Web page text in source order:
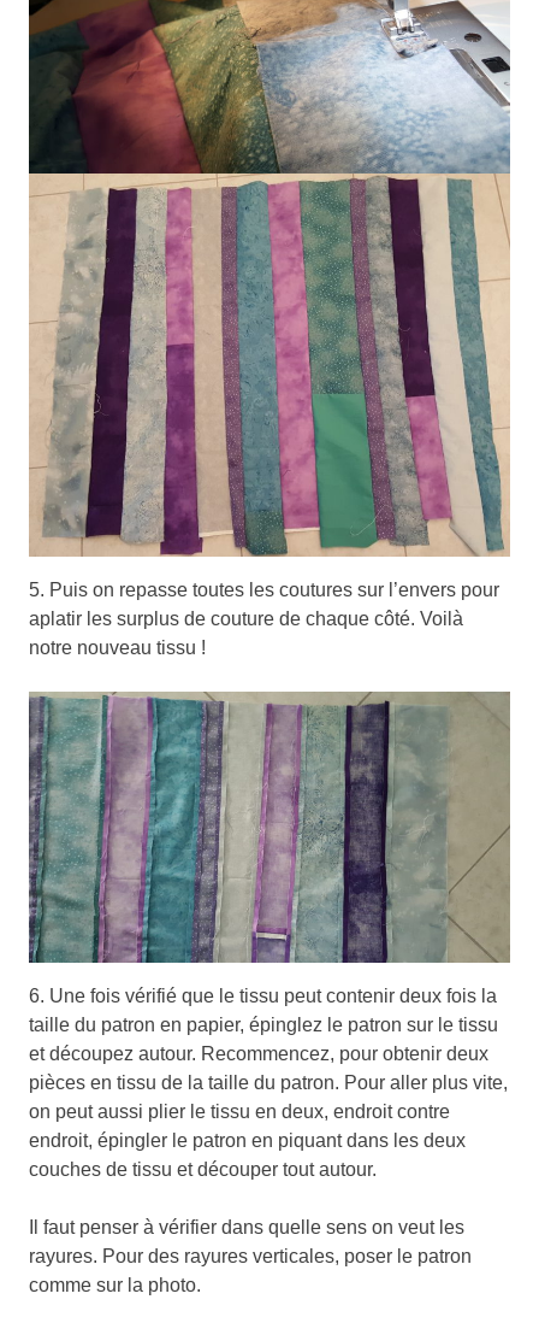
5. Puis on repasse toutes les coutures sur l’envers pour
aplatir les surplus de couture de chaque côté. Voilà
notre nouveau tissu !
6. Une fois vérifié que le tissu peut contenir deux fois la
taille du patron en papier, épinglez le patron sur le tissu
et découpez autour. Recommencez, pour obtenir deux
pièces en tissu de la taille du patron. Pour aller plus vite,
on peut aussi plier le tissu en deux, endroit contre
endroit, épingler le patron en piquant dans les deux
couches de tissu et découper tout autour.
Il faut penser à vérifier dans quelle sens on veut les
rayures. Pour des rayures verticales, poser le patron
comme sur la photo.